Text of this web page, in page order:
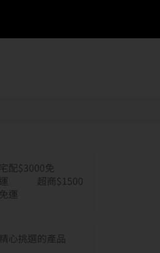
宅配$3000免
運 超商$1500
免運
精心挑選的產品